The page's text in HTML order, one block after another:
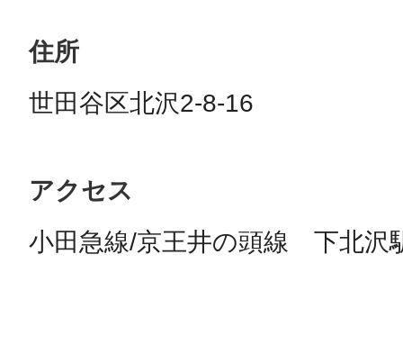
住所
世田谷区北沢2-8-16
アクセス
小田急線/京王井の頭線　下北沢